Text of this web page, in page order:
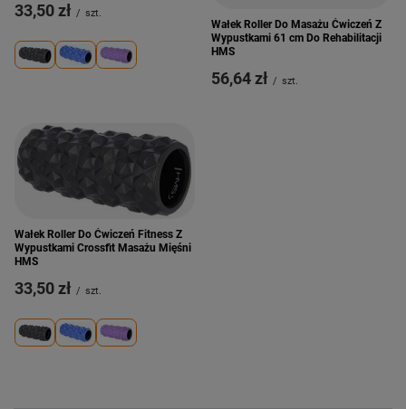
33,50 zł / szt.
Wałek Roller Do Masażu Ćwiczeń Z
Wypustkami 61 cm Do Rehabilitacji
HMS
56,64 zł / szt.
Wałek Roller Do Ćwiczeń Fitness Z
Wypustkami Crossfit Masażu Mięśni
HMS
33,50 zł / szt.